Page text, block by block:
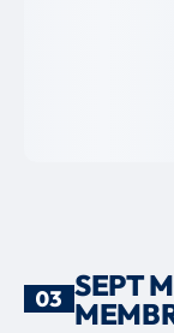
03 SEPT